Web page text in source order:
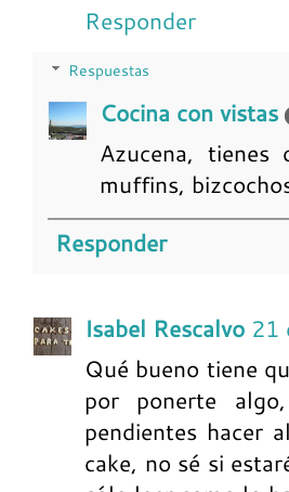
Responder
Respuestas
Cocina con vistas
Azucena, tienes
muffins,
Responder
Isabel Rescalvo 21
Qué bueno tiene
por ponerte
pendientes hacer
cake, no sé si